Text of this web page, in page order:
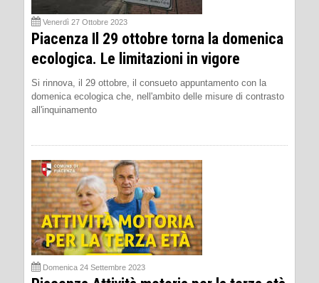
Venerdì 27 Ottobre 2023
Piacenza Il 29 ottobre torna la domenica
ecologica. Le limitazioni in vigore
Si rinnova, il 29 ottobre, il consueto appuntamento con la
domenica ecologica che, nell'ambito delle misure di contrasto
all'inquinamento
Domenica 24 Settembre 2023